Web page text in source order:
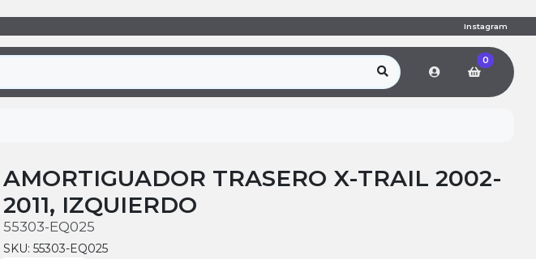
Instagram
0
AMORTIGUADOR TRASERO X-TRAIL 2002-
2011, IZQUIERDO
55303-EQ025
SKU: 55303-EQ025